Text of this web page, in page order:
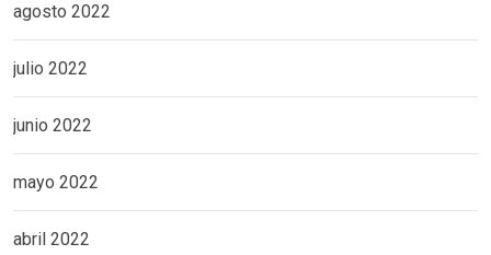
agosto 2022
julio 2022
junio 2022
mayo 2022
abril 2022